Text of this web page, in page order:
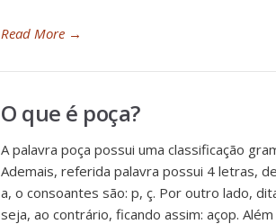
Read More →
O que é poça?
A palavra poça possui uma classificação
Ademais, referida palavra possui 4 letras,
a, o consoantes são: p, ç. Por outro lado,
seja, ao contrário, ficando assim: açop.